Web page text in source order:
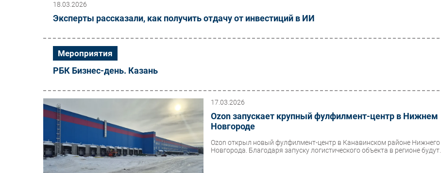
18.03.2026
Эксперты рассказали, как получить отдачу от инвестиций в ИИ
Мероприятия
РБК Бизнес-день. Казань
17.03.2026
Ozon запускает крупный фулфилмент-центр в Нижнем
Новгороде
Ozon открыл новый фулфилмент-центр в Канавинском районе Нижнего
Новгорода. Благодаря запуску логистического объекта в регионе будут...